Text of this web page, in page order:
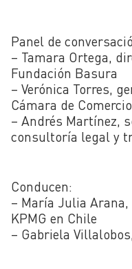
Panel de
– Tamara Ortega,
Fundación Basura
– Verónica Torres,
Cámara de
– Andrés Martínez,
consultoría legal y
Conducen:
– María Julia Arana,
KPMG en Chile
– Gabriela